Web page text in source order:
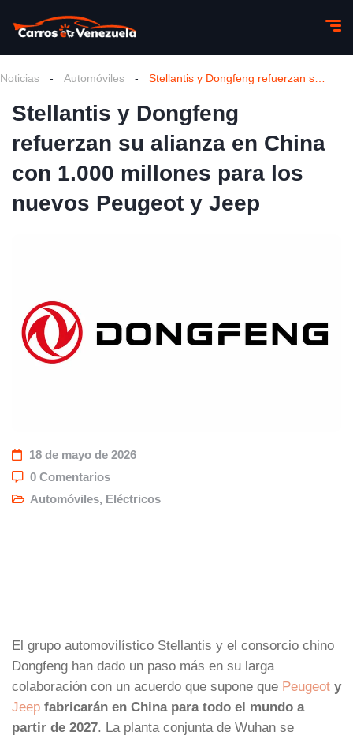
Noticias - Automóviles -
Stellantis y Dongfeng
refuerzan su alianza en China
con 1.000 millones para los
nuevos Peugeot y Jeep
18 de mayo de 2026
0 Comentarios
Automóviles, Eléctricos
El grupo automovilístico Stellantis y el consorcio chino
Dongfeng han dado un paso más en su larga
colaboración con un acuerdo que supone que Peugeot y
Jeep fabricarán en China para todo el mundo a
partir de 2027. La planta conjunta de Wuhan se